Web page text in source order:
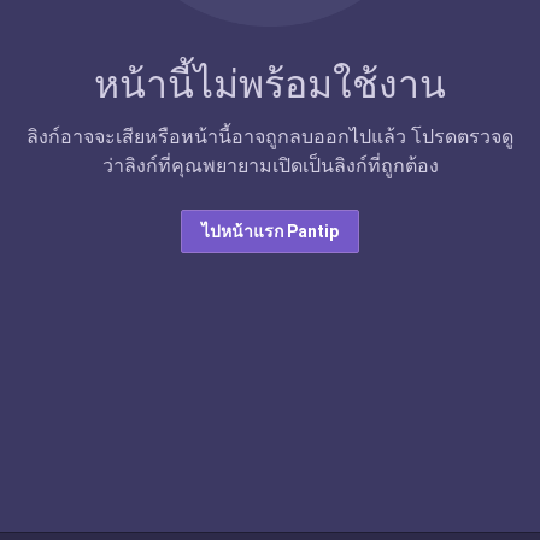
หน้านี้ไม่พร้อมใช้งาน
ลิงก์อาจจะเสียหรือหน้านี้อาจถูกลบออกไปแล้ว โปรดตรวจดู
ว่าลิงก์ที่คุณพยายามเปิดเป็นลิงก์ที่ถูกต้อง
ไปหน้าแรก Pantip